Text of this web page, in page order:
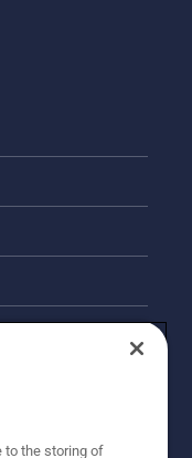
to the storing of